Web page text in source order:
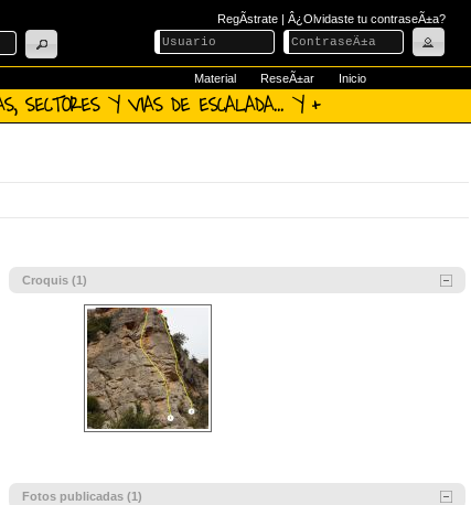
RegÃ­strate | Â¿Olvidaste tu contraseÃ±a?
Material ReseÃ±ar Inicio
SECTORES Y VIAS DE ESCALADA... Y +
Croquis (1)
Fotos publicadas (1)